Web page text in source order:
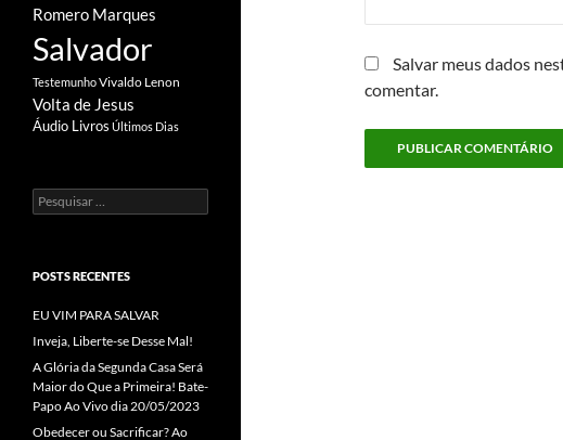
Salvar meus dados
comentar.
Romero Marques
Salvador
TestemunhoVivaldo Lenon
Volta de Jesus
Áudio Livros Últimos Dias
Pesquisar
por:
POSTS RECENTES
EU VIM PARA SALVAR
Inveja, Liberte-se Desse Mal!
A Glória da Segunda Casa Será
Maior do Que a Primeira! Bate-
Papo Ao Vivo dia 20/05/2023
Obedecer ou Sacrificar? Ao